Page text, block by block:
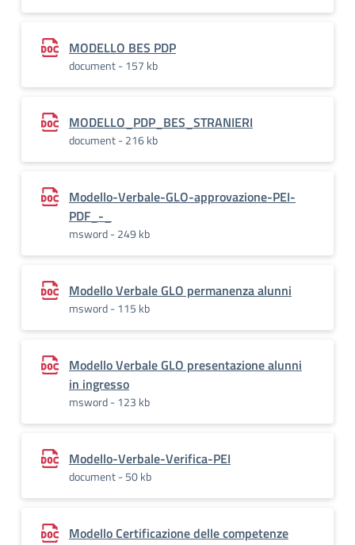
MODELLO BES PDP
document - 157 kb
MODELLO_PDP_BES_STRANIERI
document - 216 kb
Modello-Verbale-GLO-approvazione-PEI-
PDF_-_
msword - 249 kb
Modello Verbale GLO permanenza alunni
msword - 115 kb
Modello Verbale GLO presentazione alunni
in ingresso
msword - 123 kb
Modello-Verbale-Verifica-PEI
document - 50 kb
Modello Certificazione delle competenze